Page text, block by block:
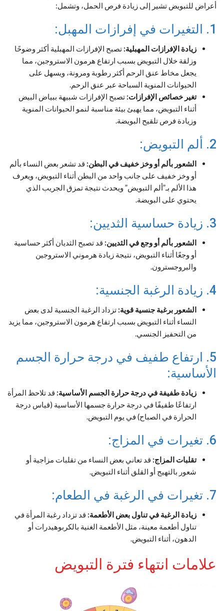
أعراض للتبويض تشير إلى زيادة فرص الحمل، وتشمل:
1. التغيرات في إفرازات المهبل:
زيادة الإفرازات المهبلية: تصبح الإفرازات المهبلية أكثر وضوحًا
وزلقة خلال التبويض بسبب ارتفاع هرمون الاستروجين، مما
يجعل مخاط عنق الرحم أكثر رطوبة ومرونة، ويسهل على
الحيوانات المنوية السباحة عبر عنق الرحم.
تغير خصائص الإفرازات: تصبح الإفرازات شبيهة ببياض البيض
أثناء التبويض، مما يهيئ بيئة مناسبة لنمو الحيوانات المنوية
وزيادة فرص تلقيح البويضة.
2. ألم التبويض:
الشعور بألم أو وخز خفيف في البطن: قد تشعر بعض النساء بألم
أو وخز خفيف على جانب واحد من البطن أثناء التبويض، ويعرف
هذا الألم بـ”ألم التبويض” ويحدث نتيجة تمزق الجريب الذي
يحتوي على البويضة.
3. زيادة حساسية الثديين:
الشعور بألم أو وجع في الثديين: قد تصبح الثديان أكثر حساسية
أو وجعًا أثناء التبويض، نتيجة زيادة هرموني الاستروجين
والبروجسترون.
4. زيادة الرغبة الجنسية:
الشعور برغبة جنسية قوية: تزداد الرغبة الجنسية لدى بعض
النساء أثناء التبويض بسبب ارتفاع هرمون الاستروجين، مما يزيد
من التحفيز الجنسي.
5. ارتفاع طفيف في درجة حرارة الجسم
الأساسية:
زيادة طفيفة في درجة حرارة الجسم الأساسية: قد تلاحظ المرأة
ارتفاعًا طفيفًا في درجة حرارة جسمها الأساسية (قياس درجة
الحرارة في الصباح) في يوم التبويض.
6. تغيرات في المزاج:
تقلبات المزاج: قد تعاني بعض النساء من تقلبات مزاجية أو
شعور بالتهيج أو القلق أثناء التبويض.
7. تغيرات في الرغبة في الطعام:
زيادة الرغبة في تناول بعض الأطعمة: قد تزداد رغبة المرأة في
تناول أطعمة معينة، مثل الأطعمة الغنية بالكربوهيدرات أو
الدهون، أثناء التبويض.
علامات انتهاء فترة التبويض